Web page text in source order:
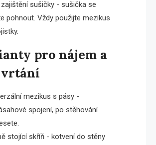
zajištění sušičky - sušička se
pohnout. Vždy použijte mezikus
pro nájem a
vrtání
mezikus s pásy -
spojení, po stěhování
stojící skříň - kotvení do stěny